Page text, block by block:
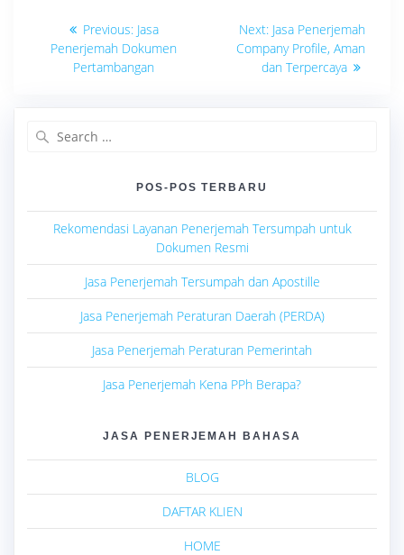
Navigasi
pos
Previous: Previous
post:
Jasa
Penerjemah Dokumen
Pertambangan
Next: Next
post:
Jasa Penerjemah
Company Profile, Aman
dan Terpercaya
POS-POS TERBARU
Rekomendasi Layanan Penerjemah Tersumpah untuk
Dokumen Resmi
Jasa Penerjemah Tersumpah dan Apostille
Jasa Penerjemah Peraturan Daerah (PERDA)
Jasa Penerjemah Peraturan Pemerintah
Jasa Penerjemah Kena PPh Berapa?
JASA PENERJEMAH BAHASA
BLOG
DAFTAR KLIEN
HOME